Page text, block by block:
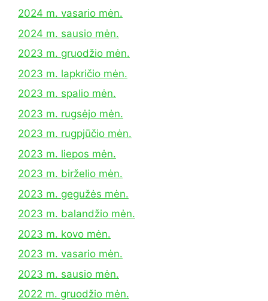
2024 m. vasario mėn.
2024 m. sausio mėn.
2023 m. gruodžio mėn.
2023 m. lapkričio mėn.
2023 m. spalio mėn.
2023 m. rugsėjo mėn.
2023 m. rugpjūčio mėn.
2023 m. liepos mėn.
2023 m. birželio mėn.
2023 m. gegužės mėn.
2023 m. balandžio mėn.
2023 m. kovo mėn.
2023 m. vasario mėn.
2023 m. sausio mėn.
2022 m. gruodžio mėn.